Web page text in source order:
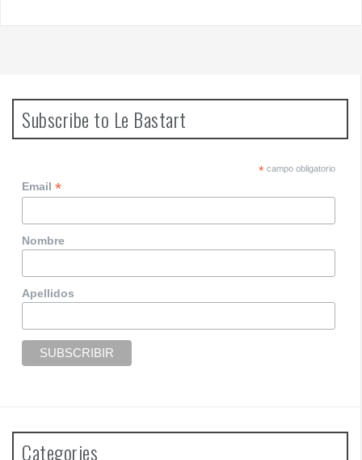
Subscribe to Le Bastart
*campo obligatorio
Email*
Nombre
Apellidos
Categories